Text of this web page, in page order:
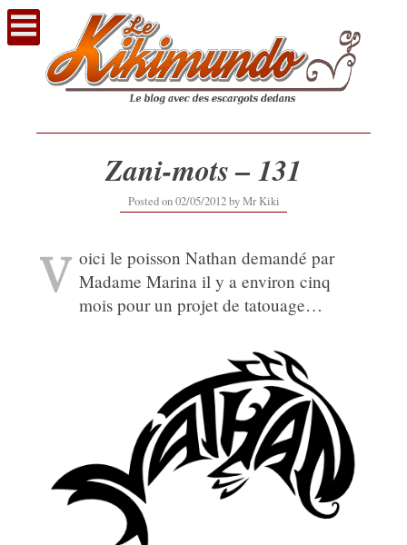
Voir
contenu
Zani-mots – 131
Posted on02/05/201212/09/2019
byMr Kiki
V oici le poisson Nathan demandé par
Madame Marina il y a environ cinq
mois pour un projet de tatouage…